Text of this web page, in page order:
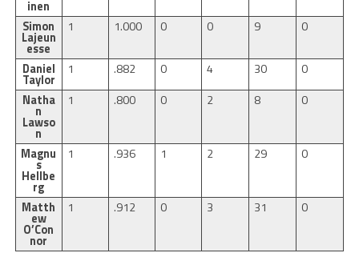
inen
Simon
Lajeun
esse
1 1.000 0 0 9 0
Daniel
Taylor
1 .882 0 4 30
0
Natha
n
Lawso
n
1 .800 0 2 8 0
Magnu
s
Hellbe
rg
1 .936 1 2 29 0
Matth
ew
O’Con
nor
1 .912 0 3 31 0